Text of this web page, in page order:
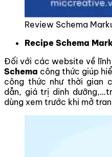
Review Schema
Recipe Schema
Đối với các website về
Schema công thức giúp
công thức như thời gian
dẫn, giá trị dinh
dùng xem trước khi mở